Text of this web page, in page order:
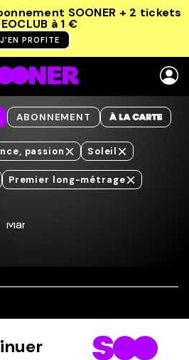
SOONER + 2 tickets
à 1 €
J’EN PROFITE
ABONNEMENT
passion Soleil
Premier long-métrage